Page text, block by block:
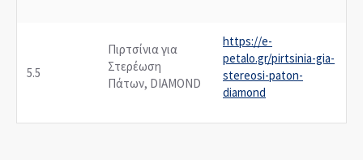
5.5
Πιρτσίνια για
Στερέωση
Πάτων, DIAMOND
https://e-
petalo.gr/pirtsinia-gia-
stereosi-paton-
diamond